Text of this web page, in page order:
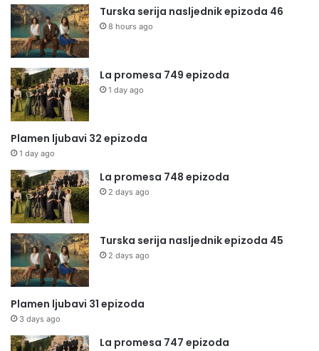
Turska serija nasljednik epizoda 46
8 hours ago
La promesa 749 epizoda
1 day ago
Plamen ljubavi 32 epizoda
1 day ago
La promesa 748 epizoda
2 days ago
Turska serija nasljednik epizoda 45
2 days ago
Plamen ljubavi 31 epizoda
3 days ago
La promesa 747 epizoda